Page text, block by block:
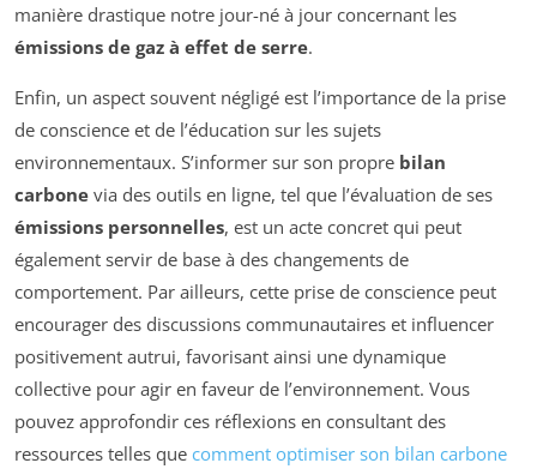
manière drastique notre jour-né à jour concernant les
émissions de gaz à effet de serre.
Enfin, un aspect souvent négligé est l’importance de la prise
de conscience et de l’éducation sur les sujets
environnementaux. S’informer sur son propre bilan
carbone via des outils en ligne, tel que l’évaluation de ses
émissions personnelles, est un acte concret qui peut
également servir de base à des changements de
comportement. Par ailleurs, cette prise de conscience peut
encourager des discussions communautaires et influencer
positivement autrui, favorisant ainsi une dynamique
collective pour agir en faveur de l’environnement. Vous
pouvez approfondir ces réflexions en consultant des
ressources telles que comment optimiser son bilan carbone